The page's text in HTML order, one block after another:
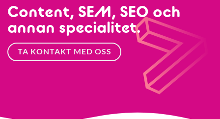
Content, SEM, SEO och
annan specialitet.
TA KONTAKT MED OSS